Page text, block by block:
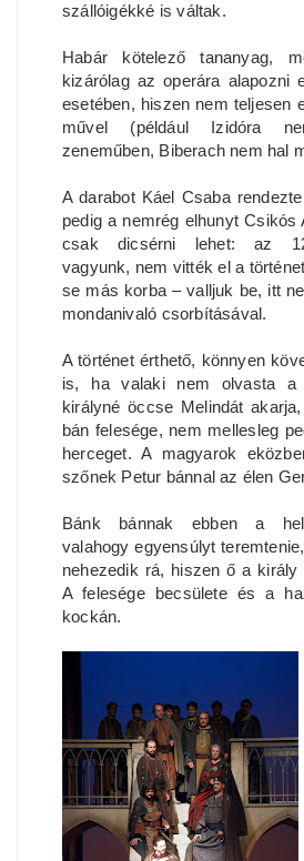
szállóigékké is váltak.
Habár kötelező tananyag,
kizárólag az operára alapozni
esetében, hiszen nem teljesen
művel (például Izidóra
zeneműben, Biberach nem hal
A darabot Káel Csaba
pedig a nemrég elhunyt Csikós
csak dicsérni lehet: az
vagyunk, nem vitték el a
se más korba – valljuk be, itt
mondanivaló csorbításával.
A történet érthető, könnyen
is, ha valaki nem olvasta a
királyné öccse Melindát
bán felesége, nem mellesleg
herceget. A magyarok
szőnek Petur bánnal az élen
Bánk bánnak ebben a
valahogy egyensúlyt
nehezedik rá, hiszen ő a király
A felesége becsülete és a
kockán.